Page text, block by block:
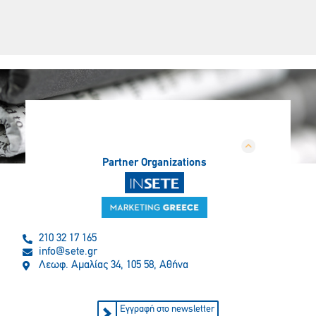
Partner Organizations
210 32 17 165
info@sete.gr
Λεωφ. Αμαλίας 34, 105 58, Αθήνα
Εγγραφή στο newsletter